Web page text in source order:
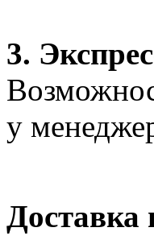
3.
у
Доставка